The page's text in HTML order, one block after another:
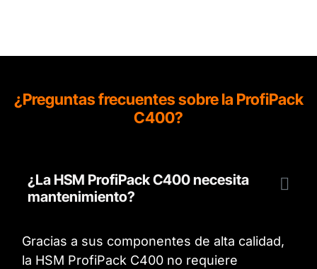
¿Preguntas frecuentes sobre la ProfiPack
C400?
¿La HSM ProfiPack C400 necesita
mantenimiento?
Gracias a sus componentes de alta calidad,
la HSM ProfiPack C400 no requiere